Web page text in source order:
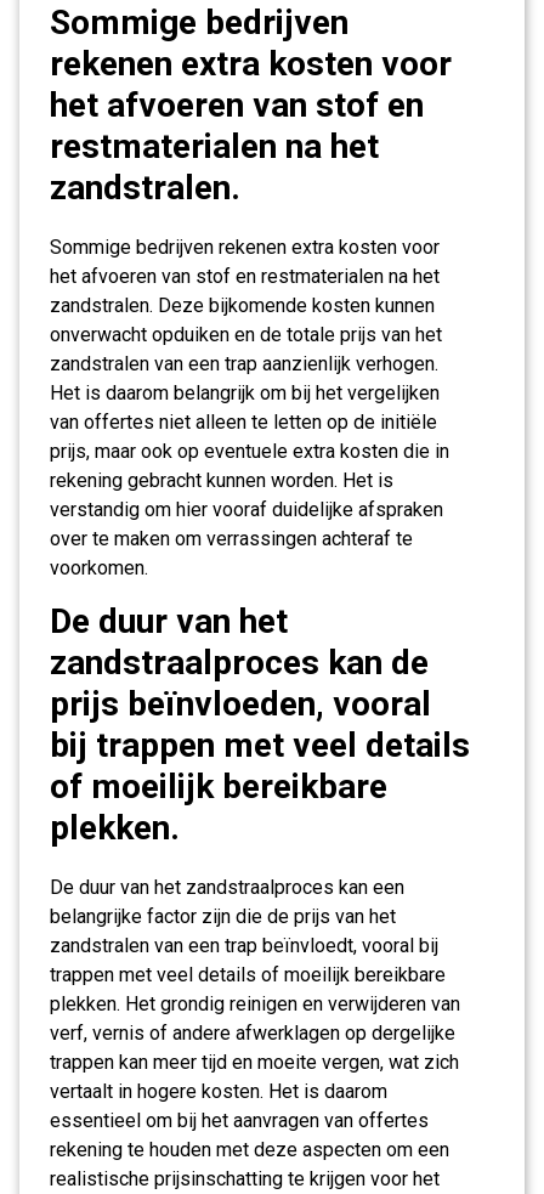
Sommige bedrijven
rekenen extra kosten voor
het afvoeren van stof en
restmaterialen na het
zandstralen.
Sommige bedrijven rekenen extra kosten voor
het afvoeren van stof en restmaterialen na het
zandstralen. Deze bijkomende kosten kunnen
onverwacht opduiken en de totale prijs van het
zandstralen van een trap aanzienlijk verhogen.
Het is daarom belangrijk om bij het vergelijken
van offertes niet alleen te letten op de initiële
prijs, maar ook op eventuele extra kosten die in
rekening gebracht kunnen worden. Het is
verstandig om hier vooraf duidelijke afspraken
over te maken om verrassingen achteraf te
voorkomen.
De duur van het
zandstraalproces kan de
prijs beïnvloeden, vooral
bij trappen met veel details
of moeilijk bereikbare
plekken.
De duur van het zandstraalproces kan een
belangrijke factor zijn die de prijs van het
zandstralen van een trap beïnvloedt, vooral bij
trappen met veel details of moeilijk bereikbare
plekken. Het grondig reinigen en verwijderen van
verf, vernis of andere afwerklagen op dergelijke
trappen kan meer tijd en moeite vergen, wat zich
vertaalt in hogere kosten. Het is daarom
essentieel om bij het aanvragen van offertes
rekening te houden met deze aspecten om een
realistische prijsinschatting te krijgen voor het